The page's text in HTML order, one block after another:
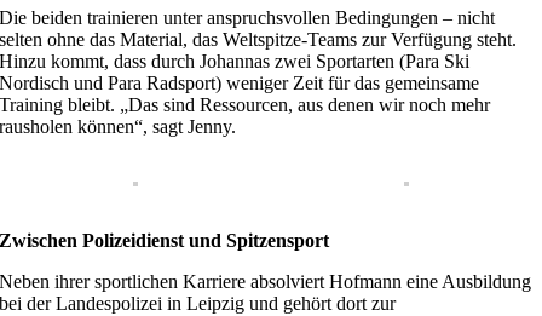
Die beiden trainieren unter anspruchsvollen Bedingungen – nicht
selten ohne das Material, das Weltspitze-Teams zur Verfügung steht.
Hinzu kommt, dass durch Johannas zwei Sportarten (Para Ski
Nordisch und Para Radsport) weniger Zeit für das gemeinsame
Training bleibt. „Das sind Ressourcen, aus denen wir noch mehr
rausholen können“, sagt Jenny.
Zwischen Polizeidienst und Spitzensport
Neben ihrer sportlichen Karriere absolviert Hofmann eine Ausbildung
bei der Landespolizei in Leipzig und gehört dort zur